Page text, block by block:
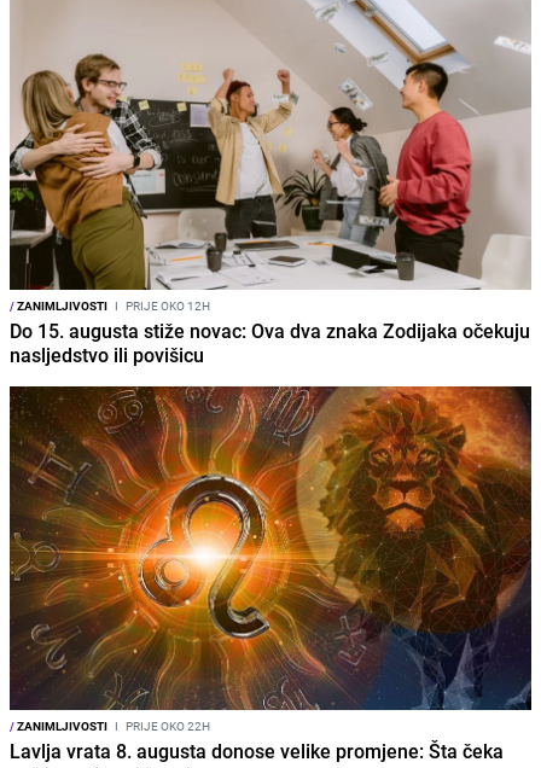
/ZANIMLJIVOSTI I PRIJE OKO 12H
Do 15. augusta stiže novac: Ova dva znaka Zodijaka očekuju
nasljedstvo ili povišicu
/ZANIMLJIVOSTI I PRIJE OKO 22H
Lavlja vrata 8. augusta donose velike promjene: Šta čeka